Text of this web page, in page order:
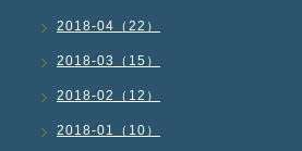
2018-04（22）
2018-03（15）
2018-02（12）
2018-01（10）